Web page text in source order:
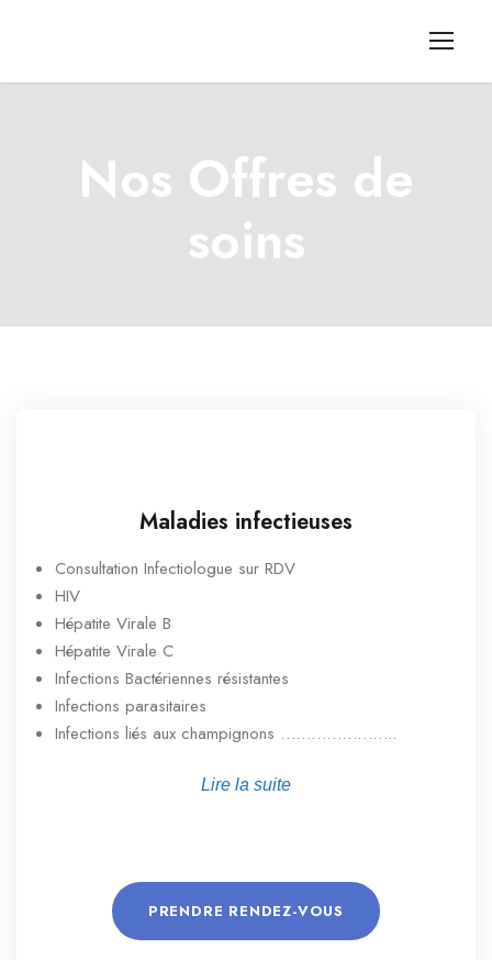
Nos Offres de
soins
Maladies infectieuses
Consultation Infectiologue sur RDV
HIV
Hépatite Virale B
Hépatite Virale C
Infections Bactériennes résistantes
Infections parasitaires
Infections liés aux champignons …………………..
Lire la suite
PRENDRE RENDEZ-VOUS